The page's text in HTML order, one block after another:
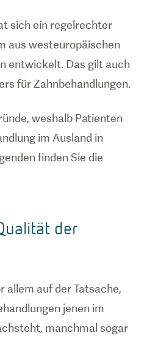
sich ein regelrechter
aus westeuropäischen
entwickelt. Das gilt auch
für Zahnbehandlungen.
weshalb Patienten
im Ausland in
finden Sie die
der
allem auf der Tatsache,
jenen im
manchmal sogar